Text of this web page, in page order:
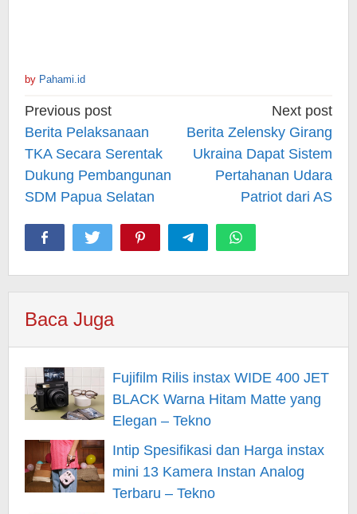
by Pahami.id
Post
navigation
Previous post
Berita Pelaksanaan
TKA Secara Serentak
Dukung Pembangunan
SDM Papua Selatan
Next post
Berita Zelensky Girang
Ukraina Dapat Sistem
Pertahanan Udara
Patriot dari AS
Baca Juga
Fujifilm Rilis instax WIDE 400 JET
BLACK Warna Hitam Matte yang
Elegan – Tekno
Intip Spesifikasi dan Harga instax
mini 13 Kamera Instan Analog
Terbaru – Tekno